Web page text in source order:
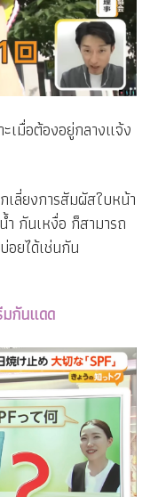
เมื่อต้องอยู่กลางแจ้ง
เลี่ยงการสัมผัสใบหน้า
กันเหงื่อ ก็สามารถ
อยได้เช่นกัน
กันแดด